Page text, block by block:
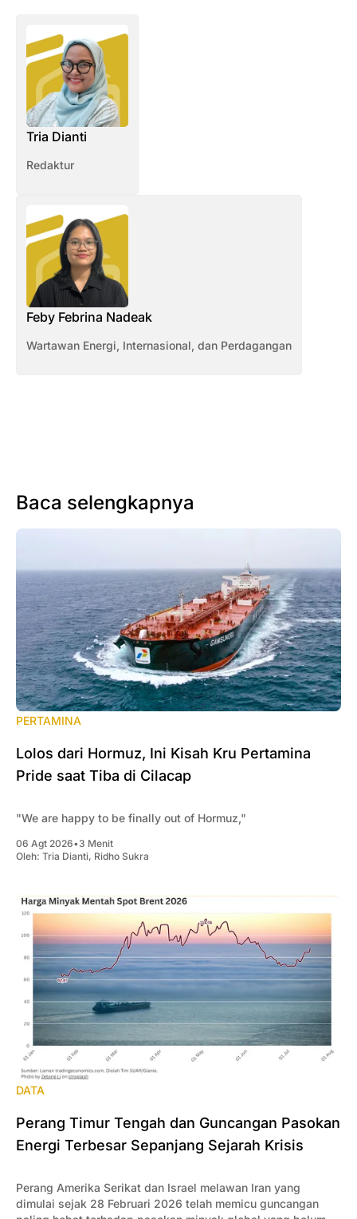
Tria Dianti
Redaktur
Feby Febrina Nadeak
Wartawan Energi, Internasional, dan Perdagangan
Baca selengkapnya
PERTAMINA
Lolos dari Hormuz, Ini Kisah Kru Pertamina
Pride saat Tiba di Cilacap
"We are happy to be finally out of Hormuz,"
06 Agt 2026•3 Menit
Oleh: Tria Dianti, Ridho Sukra
DATA
Perang Timur Tengah dan Guncangan Pasokan
Energi Terbesar Sepanjang Sejarah Krisis
Perang Amerika Serikat dan Israel melawan Iran yang
dimulai sejak 28 Februari 2026 telah memicu guncangan